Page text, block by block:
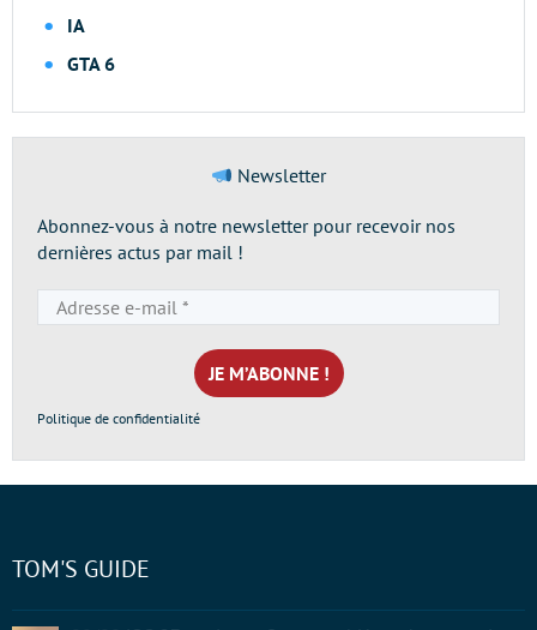
IA
GTA 6
Newsletter
Abonnez-vous à notre newsletter pour recevoir nos
dernières actus par mail !
e-
mail
*
Politique de confidentialité
TOM'S GUIDE